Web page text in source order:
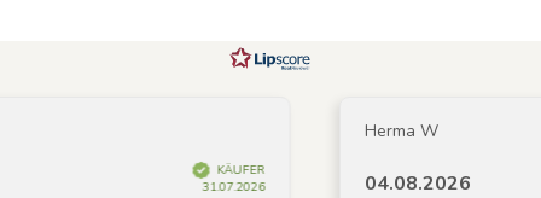
KÄUFER
31.07.2026
Herma W
04.08.2026